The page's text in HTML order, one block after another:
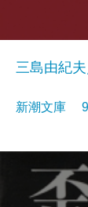
三島由紀
新潮文庫